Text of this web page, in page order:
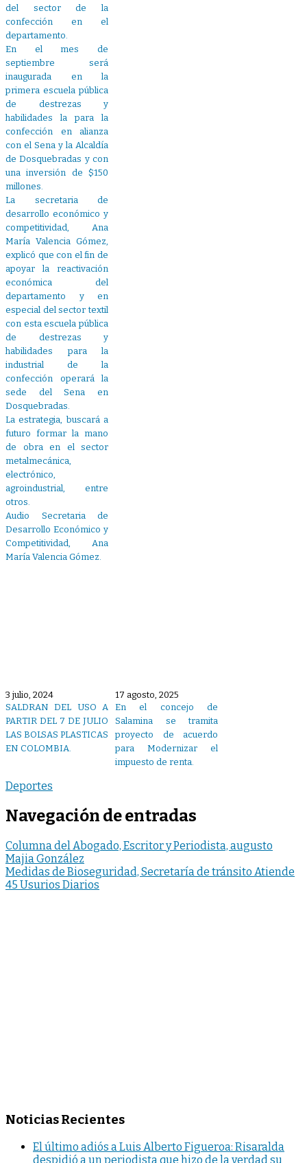
del sector de la
confección en el
departamento.
En el mes de
septiembre será
inaugurada en la
primera escuela pública
de destrezas y
habilidades la para la
confección en alianza
con el Sena y la Alcaldía
de Dosquebradas y con
una inversión de $150
millones.
La secretaria de
desarrollo económico y
competitividad, Ana
María Valencia Gómez,
explicó que con el fin de
apoyar la reactivación
económica del
departamento y en
especial del sector textil
con esta escuela pública
de destrezas y
habilidades para la
industrial de la
confección operará la
sede del Sena en
Dosquebradas.
La estrategia, buscará a
futuro formar la mano
de obra en el sector
metalmecánica,
electrónico,
agroindustrial, entre
otros.
Audio Secretaria de
Desarrollo Económico y
Competitividad, Ana
María Valencia Gómez.
3 julio, 2024
SALDRAN DEL USO A
PARTIR DEL 7 DE JULIO
LAS BOLSAS PLASTICAS
EN COLOMBIA.
17 agosto, 2025
En el concejo de
Salamina se tramita
proyecto de acuerdo
para Modernizar el
impuesto de renta.
Deportes
Navegación de entradas
Columna del Abogado, Escritor y Periodista, augusto
Majia González
Medidas de Bioseguridad, Secretaría de tránsito Atiende
45 Usurios Diarios
Noticias Recientes
El último adiós a Luis Alberto Figueroa: Risaralda
despidió a un periodista que hizo de la verdad su